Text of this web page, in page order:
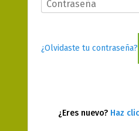
¿Olvidaste tu contraseña?
¿Eres nuevo? Haz